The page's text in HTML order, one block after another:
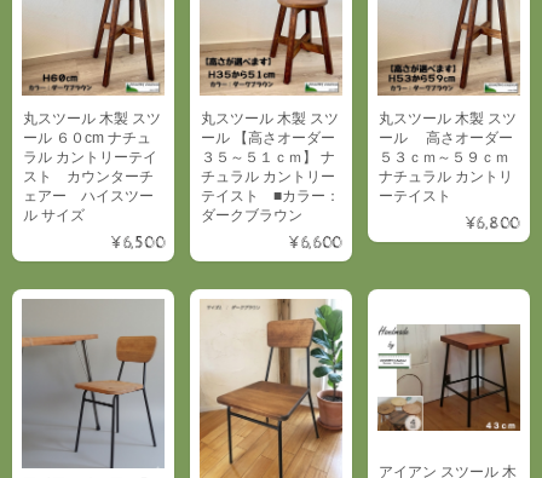
丸スツール 木製 スツ
ール ６０cm ナチュ
ラル カントリーテイ
スト カウンターチ
ェアー ハイスツー
ル サイズ
¥6,500
丸スツール 木製 スツ
ール 【高さオーダー
３５～５１ｃｍ】 ナ
チュラル カントリー
テイスト ■カラー：
ダークブラウン
¥6,600
丸スツール 木製 スツ
ール 高さオーダー
５３ｃｍ～５９ｃｍ
ナチュラル カントリ
ーテイスト
¥6,800
アイアン スツール 木